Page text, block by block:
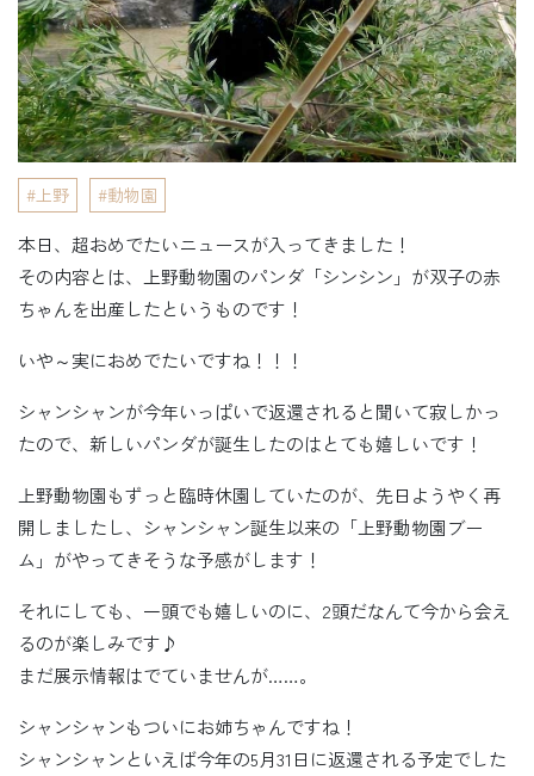
上野 動物園
本日、超おめでたいニュースが入ってきました！
その内容とは、上野動物園のパンダ「シンシン」が双子の赤
ちゃんを出産したというものです！
いや～実におめでたいですね！！！
シャンシャンが今年いっぱいで返還されると聞いて寂しかっ
たので、新しいパンダが誕生したのはとても嬉しいです！
上野動物園もずっと臨時休園していたのが、先日ようやく再
開しましたし、シャンシャン誕生以来の「上野動物園ブー
ム」がやってきそうな予感がします！
それにしても、一頭でも嬉しいのに、2頭だなんて今から会え
るのが楽しみです♪
まだ展示情報はでていませんが……。
シャンシャンもついにお姉ちゃんですね！
シャンシャンといえば今年の5月31日に返還される予定でした